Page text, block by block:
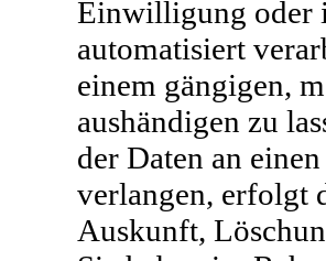
Einwilligung oder
automatisiert
einem gängigen,
aushändigen zu
der Daten an
verlangen, erfolgt
Auskunft,